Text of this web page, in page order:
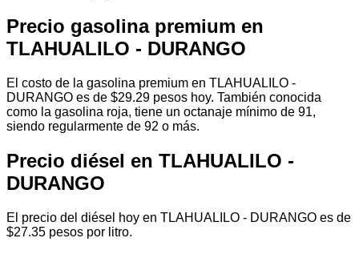
Precio gasolina premium en
TLAHUALILO - DURANGO
El costo de la gasolina premium en TLAHUALILO -
DURANGO es de $29.29 pesos hoy. También conocida
como la gasolina roja, tiene un octanaje mínimo de 91,
siendo regularmente de 92 o más.
Precio diésel en TLAHUALILO -
DURANGO
El precio del diésel hoy en TLAHUALILO - DURANGO es de
$27.35 pesos por litro.